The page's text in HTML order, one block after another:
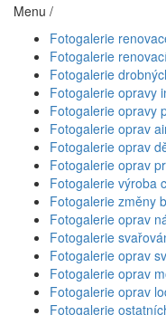
Menu /
Fotogalerie
Fotogalerie
Fotogalerie
Fotogalerie opravy
Fotogalerie opravy
Fotogalerie oprav
Fotogalerie oprav
Fotogalerie oprav
Fotogalerie výroba
Fotogalerie změny
Fotogalerie oprav
Fotogalerie
Fotogalerie oprav
Fotogalerie oprav
Fotogalerie oprav
Fotogalerie